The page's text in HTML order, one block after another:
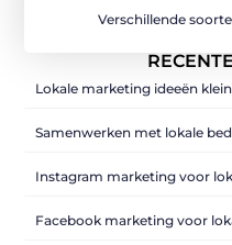
Verschillende
Lokale marketing ideeën
Samenwerken met lokale
Instagram marketing voor
Facebook marketing voor